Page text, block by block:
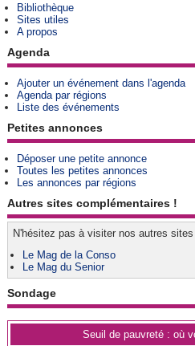
Bibliothèque
Sites utiles
A propos
Agenda
Ajouter un événement dans l'agenda
Agenda par régions
Liste des événements
Petites annonces
Déposer une petite annonce
Toutes les petites annonces
Les annonces par régions
Autres sites complémentaires !
N'hésitez pas à visiter nos autres
Le Mag de la Conso
Le Mag du Senior
Sondage
Seuil de pauvreté : où